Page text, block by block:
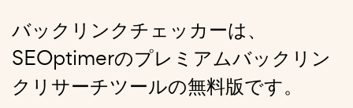
バックリンクチェッカーは、
SEOptimerのプレミアムバックリン
クリサーチツールの無料版です。